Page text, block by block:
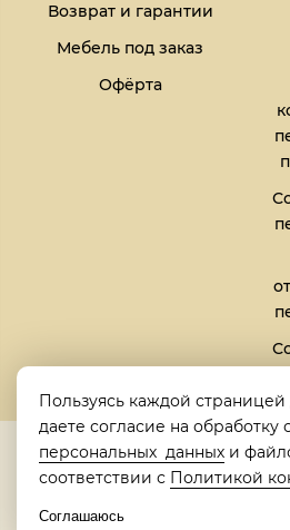
Возврат и гарантии
Мебель под заказ
Офёрта
5,0
Рейтинг в
Пользуясь каждой страницей
даете согласие на обработку
персональных данных и
соответствии с Политикой
Соглашаюсь